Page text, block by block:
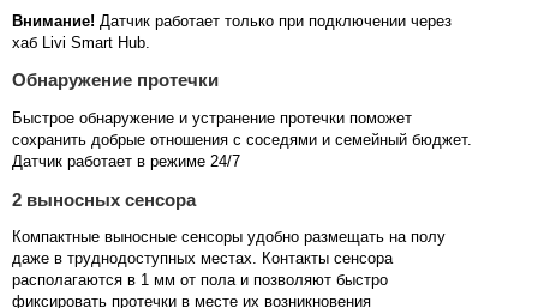
Внимание! Датчик работает только при подключении через
хаб Livi Smart Hub.
Обнаружение протечки
Быстрое обнаружение и устранение протечки поможет
сохранить добрые отношения с соседями и семейный бюджет.
Датчик работает в режиме 24/7
2 выносных сенсора
Компактные выносные сенсоры удобно размещать на полу
даже в труднодоступных местах. Контакты сенсора
располагаются в 1 мм от пола и позволяют быстро
фиксировать протечки в месте их возникновения